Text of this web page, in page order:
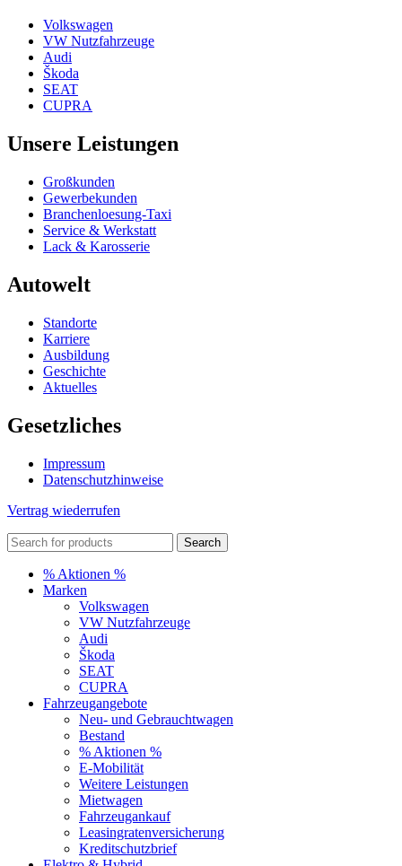
Volkswagen
VW Nutzfahrzeuge
Audi
Škoda
SEAT
CUPRA
Unsere Leistungen
Großkunden
Gewerbekunden
Branchenloesung-Taxi
Service & Werkstatt
Lack & Karosserie
Autowelt
Standorte
Karriere
Ausbildung
Geschichte
Aktuelles
Gesetzliches
Impressum
Datenschutzhinweise
Vertrag wiederrufen
Search
% Aktionen %
Marken
Volkswagen
VW Nutzfahrzeuge
Audi
Škoda
SEAT
CUPRA
Fahrzeugangebote
Neu- und Gebrauchtwagen
Bestand
% Aktionen %
E-Mobilität
Weitere Leistungen
Mietwagen
Fahrzeugankauf
Leasingratenversicherung
Kreditschutzbrief